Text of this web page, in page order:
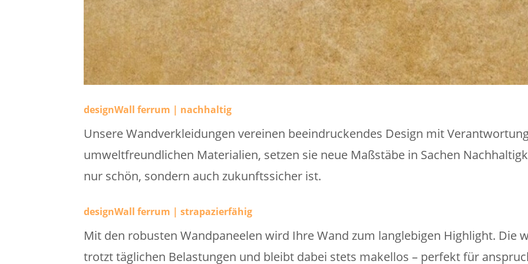
designWall ferrum | nachhaltig
Unsere Wandverkleidungen vereinen beeindruckendes Design mit
umweltfreundlichen Materialien, setzen sie neue Maßstäbe in Sachen
nur schön, sondern auch zukunftssicher ist.
designWall ferrum | strapazierfähig
Mit den robusten Wandpaneelen wird Ihre Wand zum langlebigen Highlight. Die
trotzt täglichen Belastungen und bleibt dabei stets makellos – perfekt für